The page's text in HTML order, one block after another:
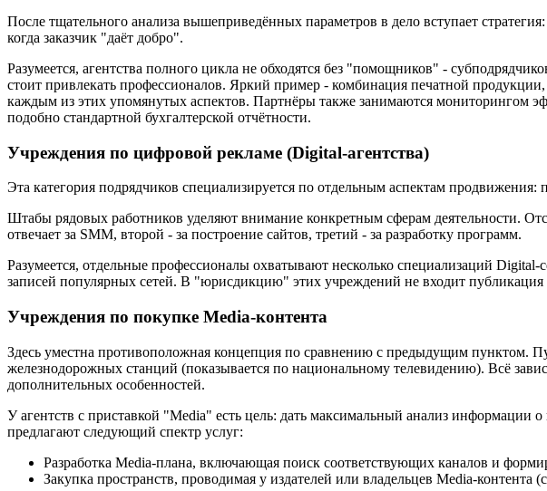
После тщательного анализа вышеприведённых параметров в дело вступает
когда заказчик "даёт добро".
Разумеется, агентства полного цикла не обходятся без "помощников" -
стоит привлекать профессионалов. Яркий пример - комбинация печатной
каждым из этих упомянутых аспектов. Партнёры также занимаются мониторингом
подобно стандартной бухгалтерской отчётности.
Учреждения по цифровой рекламе (Digital-агентства)
Эта категория подрядчиков специализируется по отдельным аспектам
Штабы рядовых работников уделяют внимание конкретным сферам деятельности.
отвечает за SMM, второй - за построение сайтов, третий - за разработку программ.
Разумеется, отдельные профессионалы охватывают несколько специализаций
записей популярных сетей. В "юрисдикцию" этих учреждений не входит публикация
Учреждения по покупке Media-контента
Здесь уместна противоположная концепция по сравнению с предыдущим пунктом.
железнодорожных станций (показывается по национальному телевидению). Всё
дополнительных особенностей.
У агентств с приставкой "Media" есть цель: дать максимальный анализ информации
предлагают следующий спектр услуг:
Разработка Media-плана, включающая поиск соответствующих каналов и
Закупка пространств, проводимая у издателей или владельцев Media-